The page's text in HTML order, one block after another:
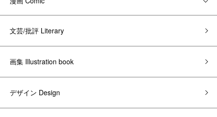
文芸/批評 Literary
画集 Illustration book
デザイン Design